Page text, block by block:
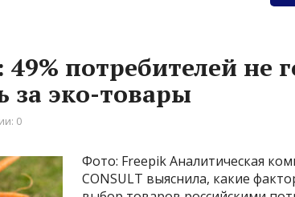
49% потребителей не
за эко-товары
0
Фото: Freepik Аналитическая
CONSULT выяснила, какие